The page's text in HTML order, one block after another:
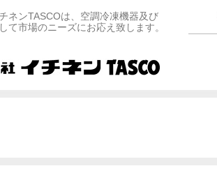
ネンTASCOは、空調冷凍機器及び
て市場のニーズにお応え致します。